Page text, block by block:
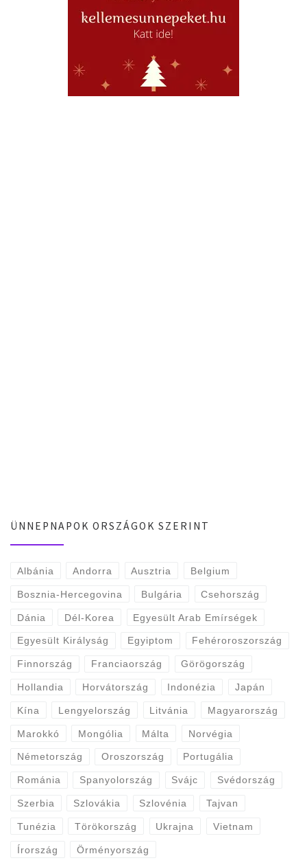
ÜNNEPNAPOK ORSZÁGOK SZERINT
Albánia Andorra Ausztria Belgium
Bosznia-Hercegovina Bulgária Csehország
Dánia Dél-Korea Egyesült Arab Emírségek
Egyesült Királyság Egyiptom Fehéroroszország
Finnország Franciaország Görögország
Hollandia Horvátország Indonézia Japán
Kína Lengyelország Litvánia Magyarország
Marokkó Mongólia Málta Norvégia
Németország Oroszország Portugália
Románia Spanyolország Svájc Svédország
Szerbia Szlovákia Szlovénia Tajvan
Tunézia Törökország Ukrajna Vietnam
Írország Örményország